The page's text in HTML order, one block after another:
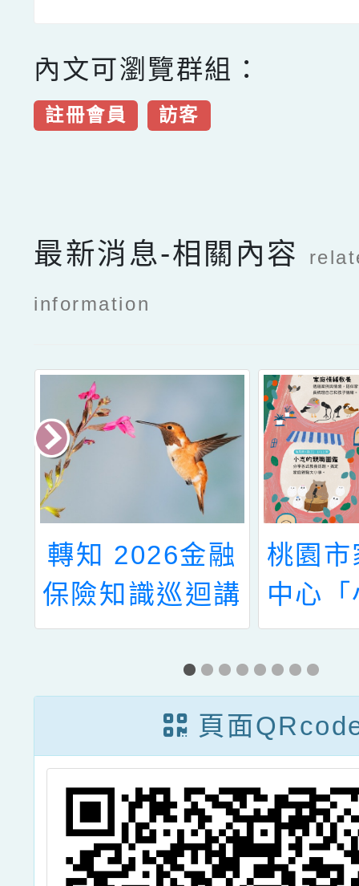
內文可瀏覽群組：
註冊會員 訪客
最新消息-相關內容
information
轉知 2026金融
保險知識巡迴講
座列車 財政局&
本校關心您!
桃園
中心
福
「蛇
樂聚
頁面